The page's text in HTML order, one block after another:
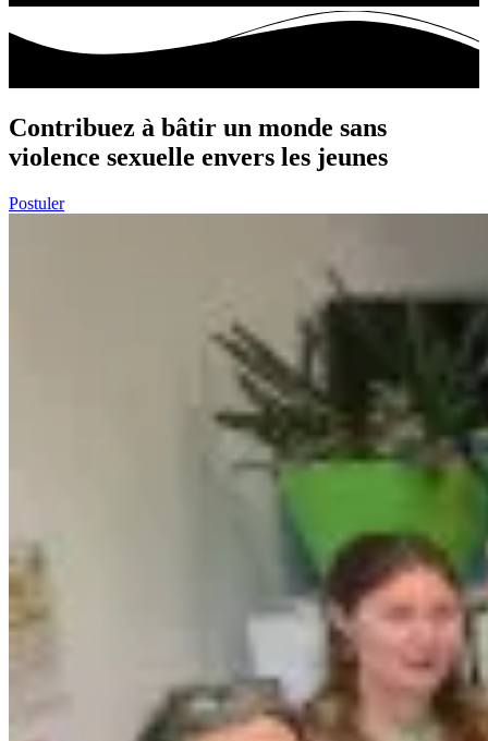
Contribuez à bâtir un monde sans
violence sexuelle envers les jeunes
Postuler